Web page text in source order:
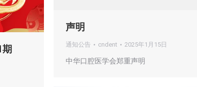
声明
通知公告 cndent 2025年1月15日
中华口腔医学会郑重声明